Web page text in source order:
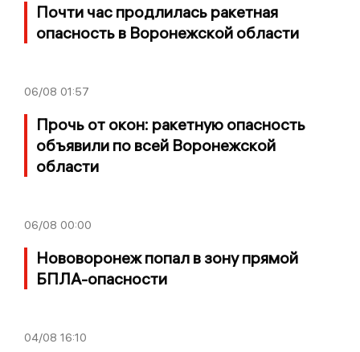
Почти час продлилась ракетная
опасность в Воронежской области
06/08 01:57
Прочь от окон: ракетную опасность
объявили по всей Воронежской
области
06/08 00:00
Нововоронеж попал в зону прямой
БПЛА-опасности
04/08 16:10